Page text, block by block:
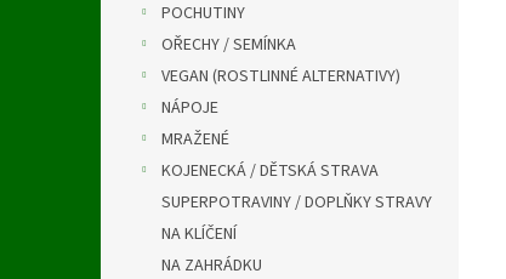
POCHUTINY
OŘECHY / SEMÍNKA
VEGAN (ROSTLINNÉ ALTERNATIVY)
NÁPOJE
MRAŽENÉ
KOJENECKÁ / DĚTSKÁ STRAVA
SUPERPOTRAVINY / DOPLŇKY STRAVY
NA KLÍČENÍ
NA ZAHRÁDKU